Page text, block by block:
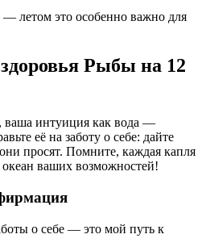
летом это особенно важно для
Рыбы на 12
интуиция как вода —
её на заботу о себе: дайте
просят. Помните, каждая капля
ваших возможностей!
о себе — это мой путь к